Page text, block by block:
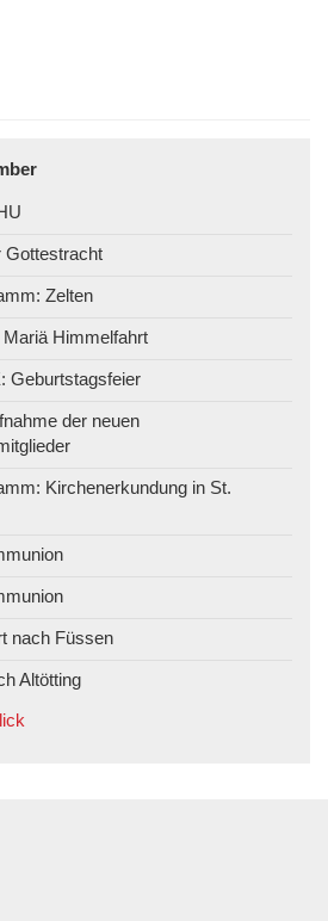
Gottestracht
Zelten
Himmelfahrt
: Geburtstagsfeier
der neuen
Kirchenerkundung in St.
nach Füssen
Altötting